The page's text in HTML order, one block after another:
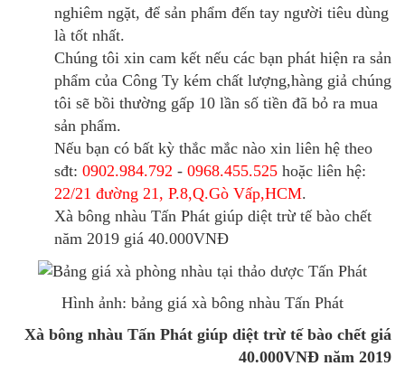
nghiêm ngặt, để sản phẩm đến tay người tiêu dùng
là tốt nhất.
Chúng tôi xin cam kết nếu các bạn phát hiện ra sản
phẩm của Công Ty kém chất lượng,hàng giả chúng
tôi sẽ bồi thường gấp 10 lần số tiền đã bỏ ra mua
sản phẩm.
Nếu bạn có bất kỳ thắc mắc nào xin liên hệ theo
sđt: 0902.984.792 - 0968.455.525 hoặc liên hệ:
22/21 đường 21, P.8,Q.Gò Vấp,HCM.
Xà bông nhàu Tấn Phát giúp diệt trừ tế bào chết
năm 2019 giá 40.000VNĐ
Hình ảnh: bảng giá xà bông nhàu Tấn Phát
Xà bông nhàu Tấn Phát giúp diệt trừ tế bào chết giá
40.000VNĐ năm 2019